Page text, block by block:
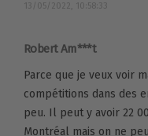
13/05/2022, 10:58:33
Robert Am***t
Parce que je veux voir
compétitions dans des
peu. Il peut y avoir 22
Montréal mais on ne